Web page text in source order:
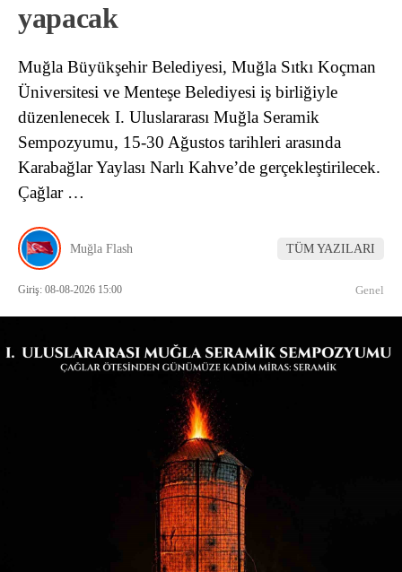
yapacak
Muğla Büyükşehir Belediyesi, Muğla Sıtkı Koçman
Üniversitesi ve Menteşe Belediyesi iş birliğiyle
düzenlenecek I. Uluslararası Muğla Seramik
Sempozyumu, 15-30 Ağustos tarihleri arasında
Karabağlar Yaylası Narlı Kahve’de gerçekleştirilecek.
Çağlar …
Muğla Flash TÜM YAZILARI
Giriş: 08-08-2026 15:00 Genel